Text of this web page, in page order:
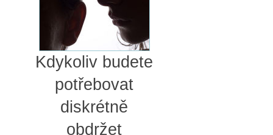
Kdykoliv budete
potřebovat
diskrétně
obdržet